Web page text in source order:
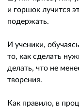
и горшок лучится
подержать.
И ученики,
то, как сделать
делать, что не
творения.
Как правило, в